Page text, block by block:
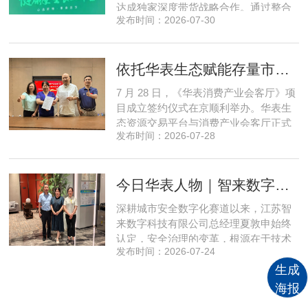
生成
海报
达成独家深度带货战略合作。通过整合
全网顶尖私域资源，项目搭建起全国性
矩阵，核心竞争力与行业影响力实现跨
实体经济长效发展注入全新动能
发布时间：2026-07-30
依托华表生态赋能存量市场《华表消费产业会客厅》项目签约落地
7 月 28 日，《华表消费产业会客厅》项
目成立签约仪式在京顺利举办。华表生
态资源交易平台与消费产业会客厅正式
签署合作协议，标志着立足华表生态资
源交易平台董事长吴海花，消费产业会
资管理有限公司总经理孙燕南
发布时间：2026-07-28
今日华表人物｜智来数字总经理夏敦申：探寻城市风险 AI 防控创新之路
深耕城市安全数字化赛道以来，江苏智
来数字科技有限公司总经理夏敦申始终
认定，安全治理的变革，根源在于技术
模式的革新。在他看来，智慧消防不只
是简单的设备智能化，而是打通感知、
研判、预警、处置全链条，推动城市安
全从 “事后救火” 转向 “事前防患”。依靠
发布时间：2026-07-24